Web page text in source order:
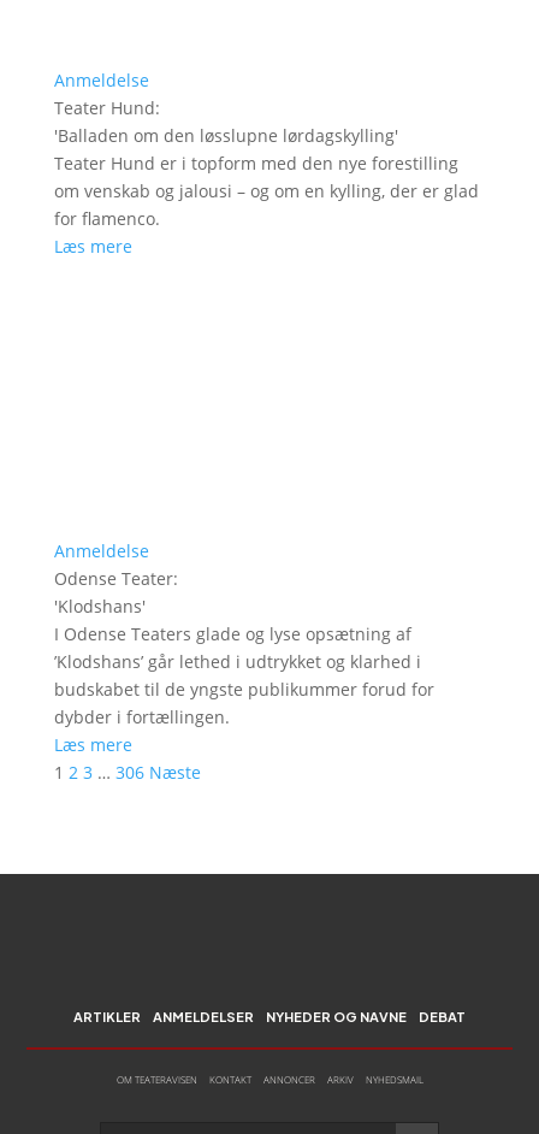
Anmeldelse
Teater Hund:
'Balladen om den løsslupne lørdagskylling'
Teater Hund er i topform med den nye forestilling
om venskab og jalousi – og om en kylling, der er glad
for flamenco.
Læs mere
Anmeldelse
Odense Teater:
'Klodshans'
I Odense Teaters glade og lyse opsætning af
’Klodshans’ går lethed i udtrykket og klarhed i
budskabet til de yngste publikummer forud for
dybder i fortællingen.
Læs mere
1 2 3 … 306 Næste
ARTIKLER ANMELDELSER NYHEDER OG NAVNE DEBAT
OM TEATERAVISEN KONTAKT ANNONCER ARKIV NYHEDSMAIL